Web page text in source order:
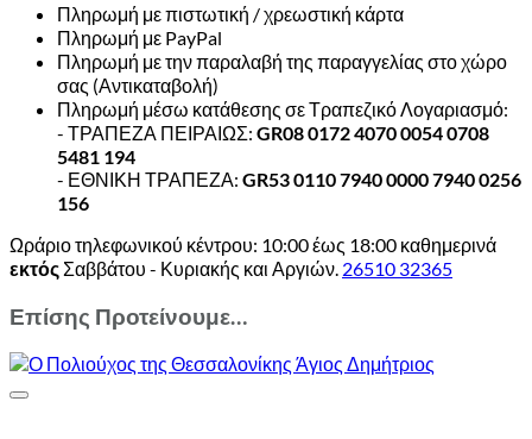
Πληρωμή με πιστωτική / χρεωστική κάρτα
Πληρωμή με PayPal
Πληρωμή με την παραλαβή της παραγγελίας στο χώρο
σας (Αντικαταβολή)
Πληρωμή μέσω κατάθεσης σε Τραπεζικό Λογαριασμό:
- ΤΡΑΠΕΖΑ ΠΕΙΡΑΙΩΣ: GR08 0172 4070 0054 0708
5481 194
- ΕΘΝΙΚΗ ΤΡΑΠΕΖΑ: GR53 0110 7940 0000 7940 0256
156
Ωράριο τηλεφωνικού κέντρου: 10:00 έως 18:00 καθημερινά
εκτός Σαββάτου - Κυριακής και Αργιών. 26510 32365
Επίσης Προτείνουμε…